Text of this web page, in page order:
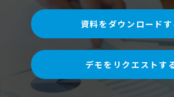
資料をダウンロードす
デモをリクエストす